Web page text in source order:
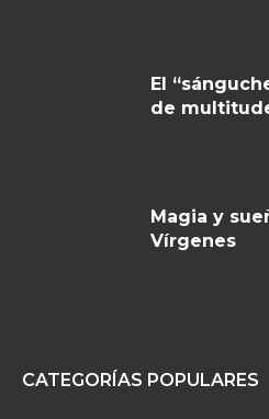
El
de
Magia y
Vírgenes
CATEGORÍAS POPULARES